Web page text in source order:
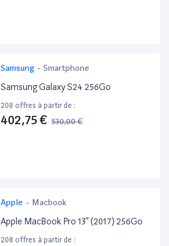
Samsung - Smartphone
Samsung Galaxy S24 256Go
208 offres à partir de :
402,75 € 530,00 €
Apple - Macbook
Apple MacBook Pro 13” (2017) 256Go
208 offres à partir de :